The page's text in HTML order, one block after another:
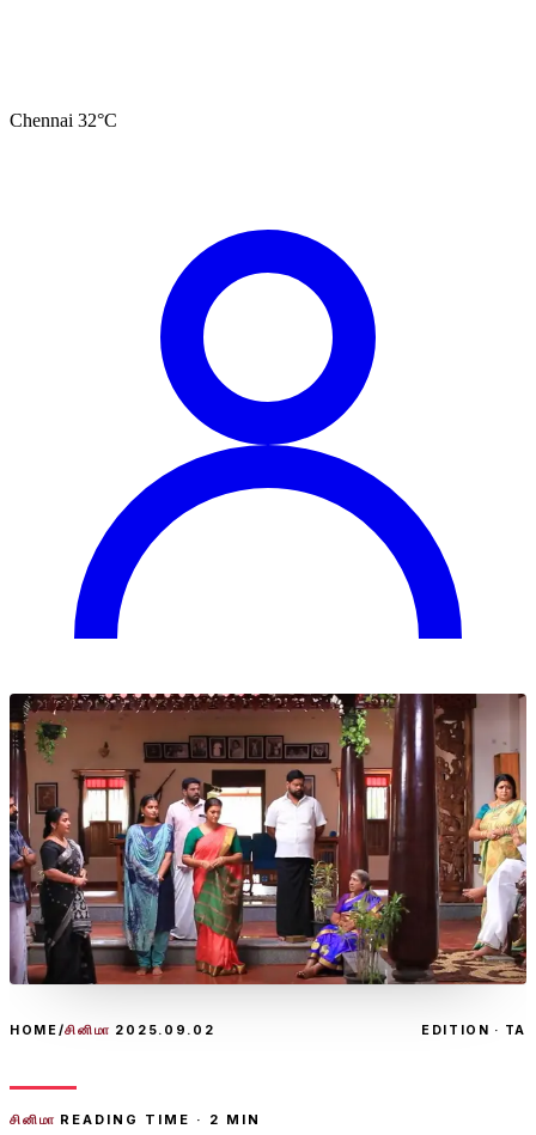
Chennai 32°C
HOME/சினிமா 2025.09.02 EDITION · TA
சினிமா READING TIME · 2 MIN